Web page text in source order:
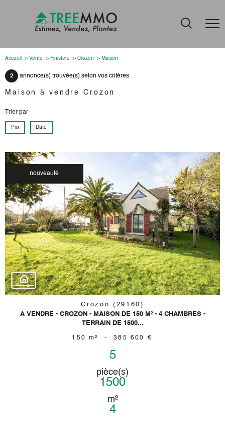
Accueil Vente Finistere Crozon Maison
2 annonce(s) trouvée(s) selon vos critères
Maison à vendre Crozon
Trier par
Prix Date
nouveauté
voir le
bien
Crozon (29160)
A VENDRE - CROZON - MAISON DE 150 M² - 4 CHAMBRES -
TERRAIN DE 1500...
150 m² - 385 600 €
5
pièce(s)
1500
m²
4